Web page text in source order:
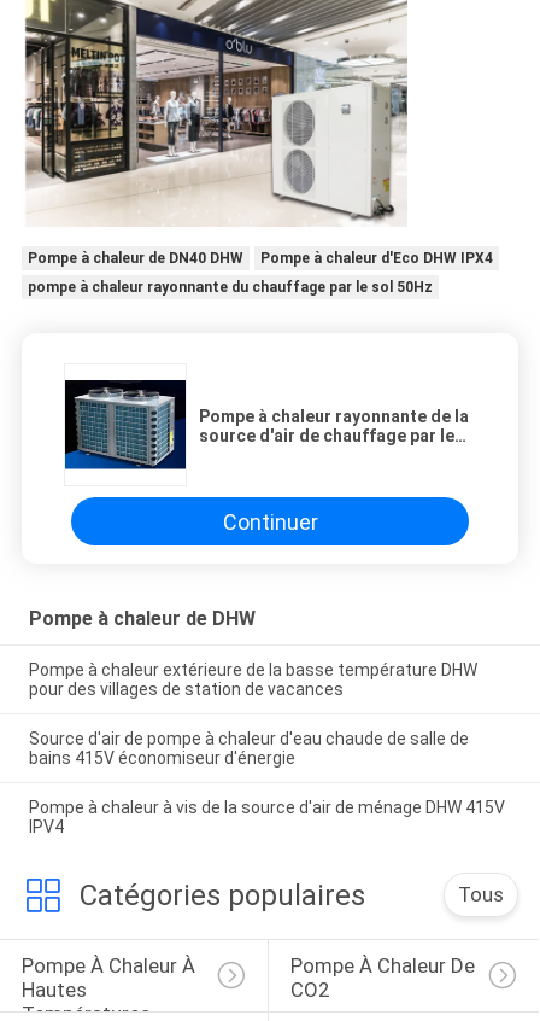
Pompe à chaleur de DN40 DHW
Pompe à chaleur d'Eco DHW IPX4
pompe à chaleur rayonnante du chauffage par le sol 50Hz
Pompe à chaleur rayonnante de la
source d'air de chauffage par le
Continuer
Pompe à chaleur de DHW
Pompe à chaleur extérieure de la basse température DHW
pour des villages de station de vacances
Source d'air de pompe à chaleur d'eau chaude de salle de
bains 415V économiseur d'énergie
Pompe à chaleur à vis de la source d'air de ménage DHW 415V
IPV4
Catégories populaires Tous
Pompe À Chaleur À
Hautes
Températures
Pompe À Chaleur De
CO2